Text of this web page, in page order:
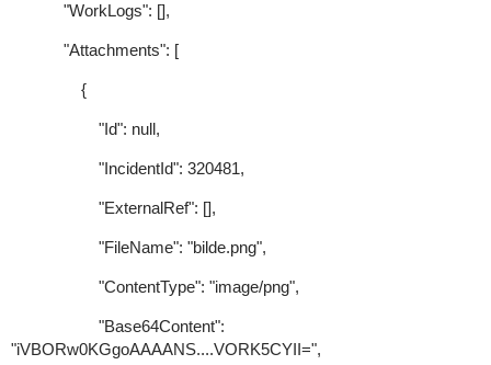
"WorkLogs": [],
"Attachments": [
{
"Id": null,
"IncidentId": 320481,
"ExternalRef": [],
"FileName": "bilde.png",
"ContentType": "image/png",
"Base64Content":
"iVBORw0KGgoAAAANS....VORK5CYII=",